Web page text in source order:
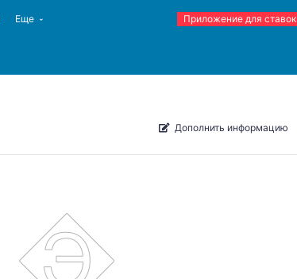
Еще Приложение для ставок
Дополнить информацию